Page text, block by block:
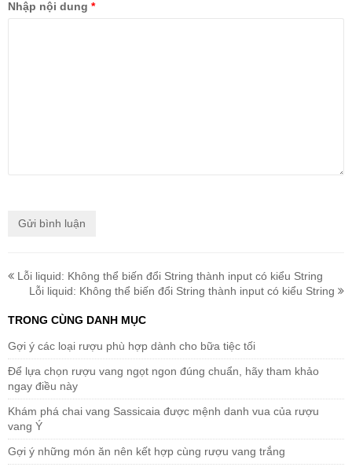
Nhập nội dung *
Lỗi liquid: Không thể biến đổi String thành input có kiểu String
Lỗi liquid: Không thể biến đổi String thành input có kiểu String
TRONG CÙNG DANH MỤC
Gợi ý các loại rượu phù hợp dành cho bữa tiệc tối
Để lựa chọn rượu vang ngọt ngon đúng chuẩn, hãy tham khảo
ngay điều này
Khám phá chai vang Sassicaia được mệnh danh vua của rượu
vang Ý
Gợi ý những món ăn nên kết hợp cùng rượu vang trắng